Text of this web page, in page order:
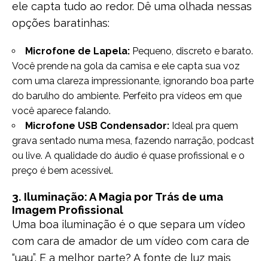
ele capta tudo ao redor. Dê uma olhada nessas
opções baratinhas:
Microfone de Lapela: Pequeno, discreto e barato.
Você prende na gola da camisa e ele capta sua voz
com uma clareza impressionante, ignorando boa parte
do barulho do ambiente. Perfeito pra vídeos em que
você aparece falando.
Microfone USB Condensador: Ideal pra quem
grava sentado numa mesa, fazendo narração, podcast
ou live. A qualidade do áudio é quase profissional e o
preço é bem acessível.
3. Iluminação: A Magia por Trás de uma
Imagem Profissional
Uma boa iluminação é o que separa um vídeo
com cara de amador de um vídeo com cara de
“uau”. E a melhor parte? A fonte de luz mais